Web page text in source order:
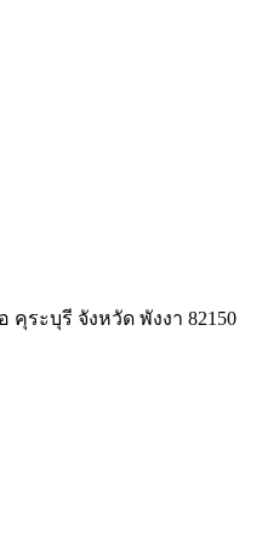
คุระบุรี จังหวัด พังงา 82150